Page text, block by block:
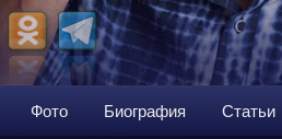
Фото Биография Статьи